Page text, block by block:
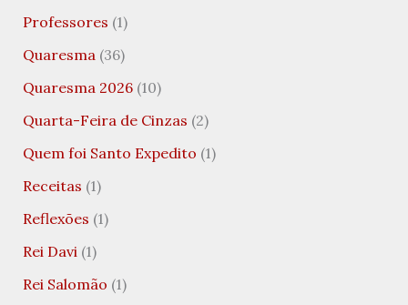
Professores (1)
Quaresma(36)
Quaresma 2026(10)
Quarta-Feira de Cinzas (2)
Quem foi Santo Expedito (1)
Receitas (1)
Reflexões (1)
Rei Davi(1)
Rei Salomão (1)